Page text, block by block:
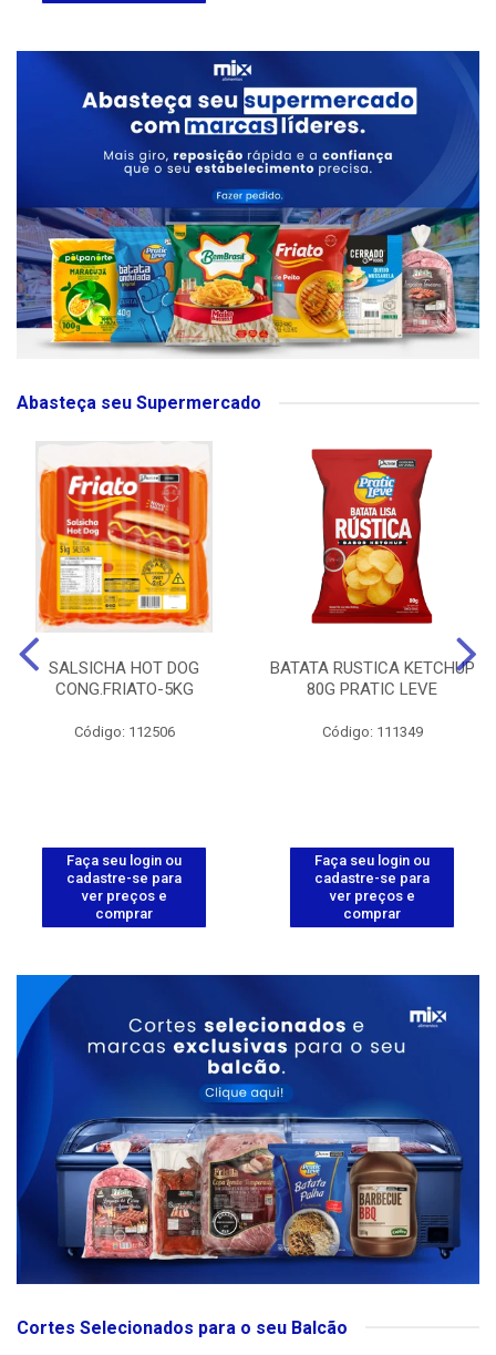
Abasteça seu Supermercado
SALSICHA HOT DOG
CONG.FRIATO-5KG
Código: 112506
Faça seu login ou
cadastre-se para
ver preços e
comprar
BATATA RUSTICA KETCHUP
80G PRATIC LEVE
Código: 111349
Faça seu login ou
cadastre-se para
ver preços e
comprar
Cortes Selecionados para o seu Balcão